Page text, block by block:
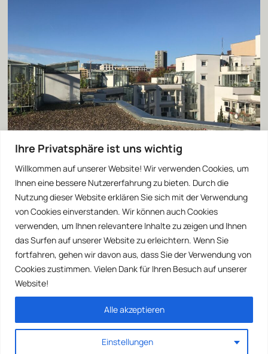
Ihre Privatsphäre ist uns wichtig
Willkommen auf unserer Website! Wir verwenden Cookies, um
Ihnen eine bessere Nutzererfahrung zu bieten. Durch die
Nutzung dieser Website erklären Sie sich mit der Verwendung
von Cookies einverstanden. Wir können auch Cookies
verwenden, um Ihnen relevantere Inhalte zu zeigen und Ihnen
das Surfen auf unserer Website zu erleichtern. Wenn Sie
fortfahren, gehen wir davon aus, dass Sie der Verwendung von
Cookies zustimmen. Vielen Dank für Ihren Besuch auf unserer
Website!
Einstellungen
Alle akzeptieren